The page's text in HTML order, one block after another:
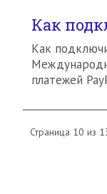
Как
Как
платежей
Страница 10 из